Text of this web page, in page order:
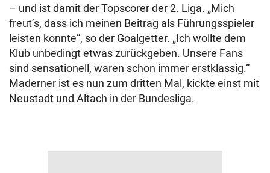
– und ist damit der Topscorer der 2. Liga. „Mich
freut’s, dass ich meinen Beitrag als Führungsspieler
leisten konnte“, so der Goalgetter. „Ich wollte dem
Klub unbedingt etwas zurückgeben. Unsere Fans
sind sensationell, waren schon immer erstklassig.“
Maderner ist es nun zum dritten Mal, kickte einst mit
Neustadt und Altach in der Bundesliga.